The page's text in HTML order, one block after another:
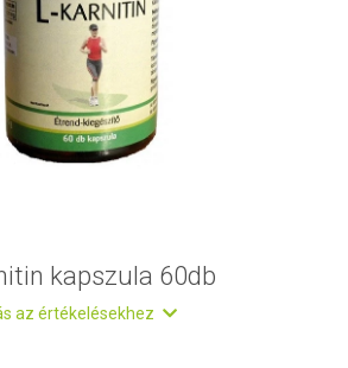
kapszula 60db
az értékelésekhez